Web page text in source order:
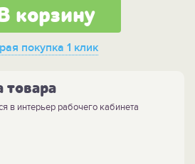
корзину
покупка 1 клик
товара
в интерьер рабочего кабинета